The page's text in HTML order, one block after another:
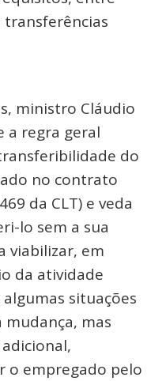
transferências
ministro Cláudio
a regra geral
do
no contrato
da CLT) e veda
lo sem a sua
viabilizar, em
da atividade
situações
mudança, mas
o empregado pelo